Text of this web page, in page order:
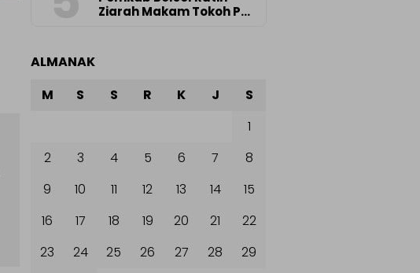
Ziarah Makam Tokoh P…
ALMANAK
M S S R K J
S
1
2
3 4 5 6 7
8
9
10 11 12 13 14
15
16
17 18 19 20 21
22
23
24 25 26 27 28
29